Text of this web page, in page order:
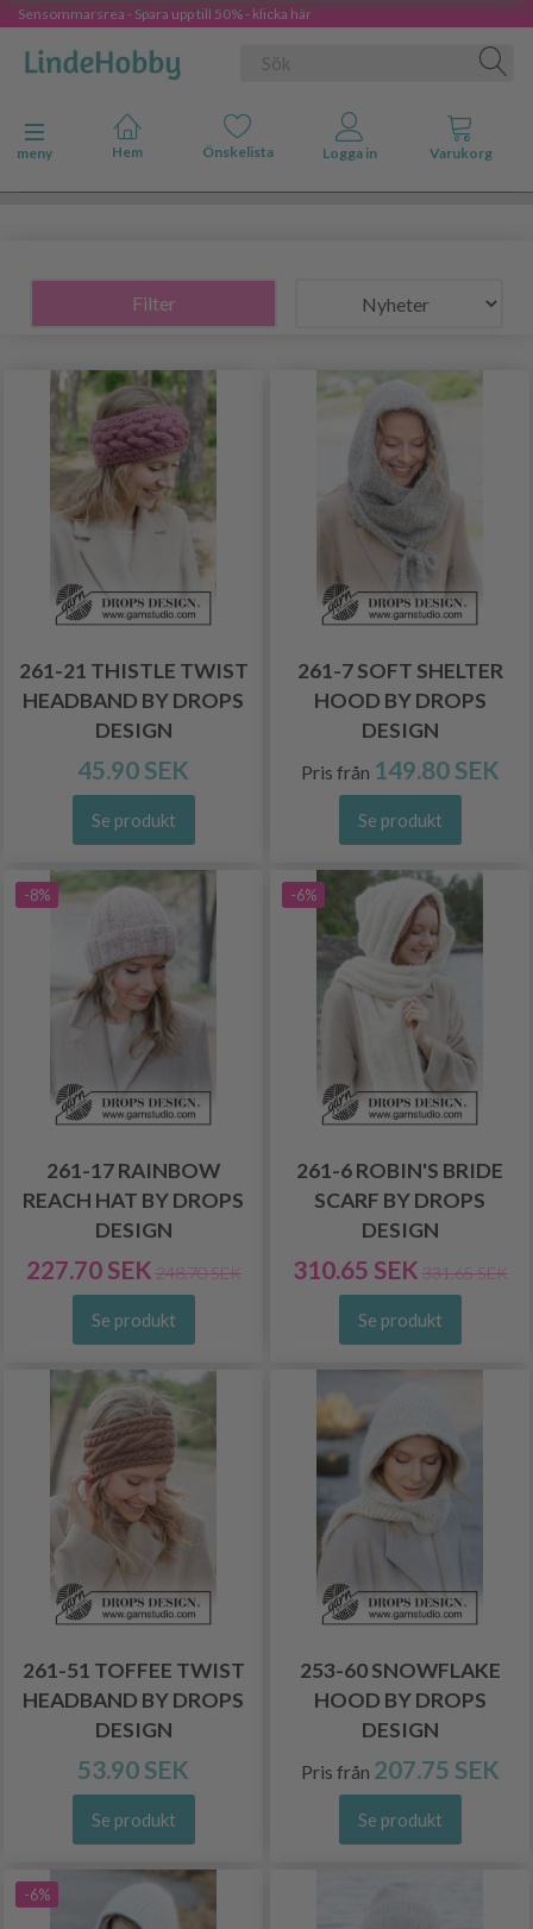
Sensommarsrea - Spara upp till 50% - klicka här
Ändra navigering
meny
Filter
261-21 THISTLE TWIST
HEADBAND BY DROPS
DESIGN
45.90 SEK
Se produkt
261-7 SOFT SHELTER
HOOD BY DROPS
DESIGN
Pris från 149.80 SEK
Se produkt
-8%
261-17 RAINBOW
REACH HAT BY DROPS
DESIGN
227.70 SEK 248.70 SEK
Se produkt
-6%
261-6 ROBIN'S BRIDE
SCARF BY DROPS
DESIGN
310.65 SEK 331.65 SEK
Se produkt
261-51 TOFFEE TWIST
HEADBAND BY DROPS
DESIGN
53.90 SEK
Se produkt
253-60 SNOWFLAKE
HOOD BY DROPS
DESIGN
Pris från 207.75 SEK
Se produkt
-6%